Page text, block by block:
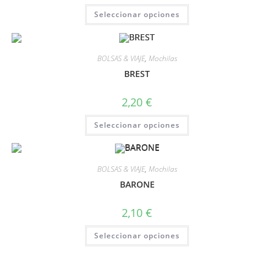
Seleccionar opciones
BOLSAS & VIAJE, Mochilas
BREST
2,20 €
Seleccionar opciones
BOLSAS & VIAJE, Mochilas
BARONE
2,10 €
Seleccionar opciones